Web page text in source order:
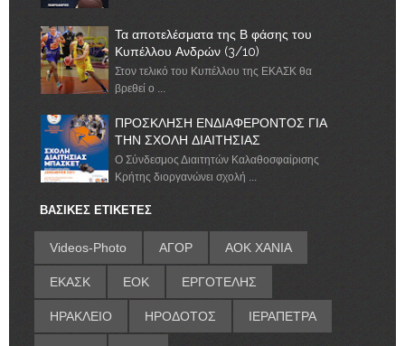
Τα αποτελέσματα της Β φάσης του
Κυπέλλου Ανδρών (3/10)
Στον τελικό του Κυπέλλου της ΕΚΑΣΚ θα
βρεθεί ο ...
ΠΡΟΣΚΛΗΣΗ ΕΝΔΙΑΦΕΡΟΝΤΟΣ ΓΙΑ
ΤΗΝ ΣΧΟΛΗ ΔΙΑΙΤΗΣΙΑΣ
Ο Σύνδεσμος Διαιτητών Καλαθοσφαίρισης
Κρήτης διοργανώνει σχολή ...
ΒΑΣΙΚΕΣ ΕΤΙΚΕΤΕΣ
Videos-Photo ΑΓΟΡ ΑΟΚ ΧΑΝΙΑ
ΕΚΑΣΚ ΕΟΚ ΕΡΓΟΤΕΛΗΣ
ΗΡΑΚΛΕΙΟ ΗΡΟΔΟΤΟΣ ΙΕΡΑΠΕΤΡΑ